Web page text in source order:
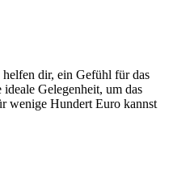
dir, ein Gefühl für das
Gelegenheit, um das
wenige Hundert Euro kannst